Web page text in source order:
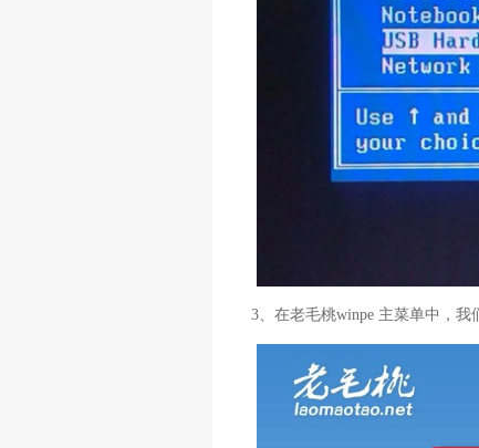
3、在老毛桃winpe 主菜单中，我